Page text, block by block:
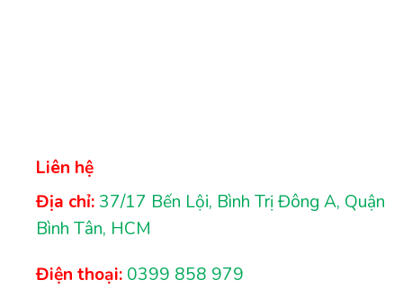
Liên hệ
Địa chỉ: 37/17 Bến Lội, Bình Trị Đông A, Quận
Bình Tân, HCM
Điện thoại: 0399 858 979